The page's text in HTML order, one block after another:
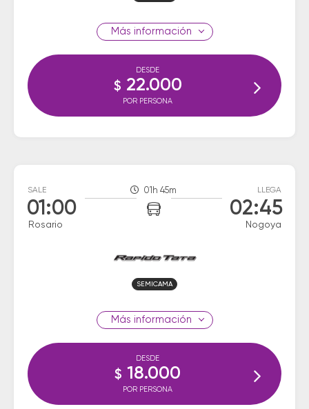
información
DESDE
$ 22.000
POR PERSONA
SALE
01:00
Rosario
01h 45m LLEGA
02:45
Nogoya
SEMICAMA
información
DESDE
$ 18.000
POR PERSONA